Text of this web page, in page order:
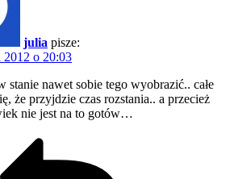
julia pisze:
2012 o 20:03
stanie nawet sobie tego wyobrazić.. całe
że przyjdzie czas rozstania.. a przecież
nie jest na to gotów…